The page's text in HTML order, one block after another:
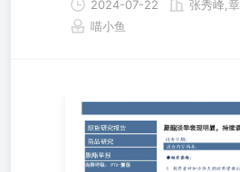
2024-07-22 张秀峰,
喵小鱼
期货研究报告 2024年7月22日
日报聚酯早报 走势评级：
1.投资者对加沙停火的新希望
给市场带来压力，加之全球网